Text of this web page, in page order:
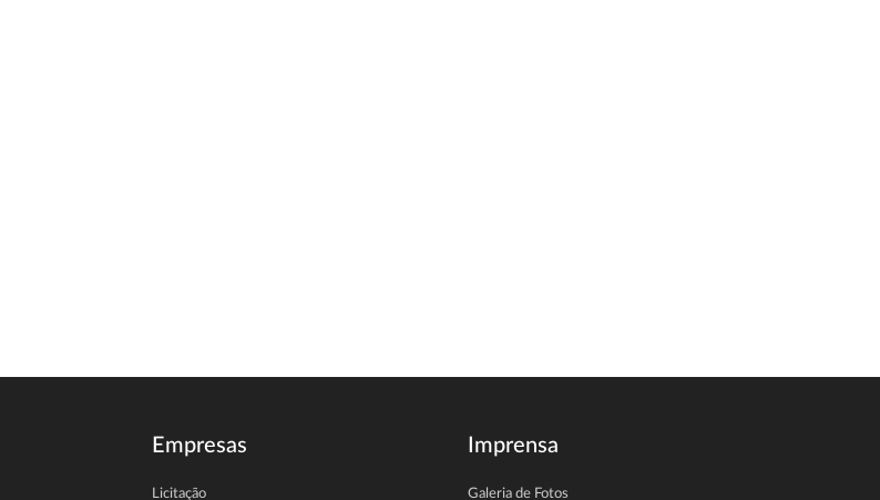
Empresas
Licitação
Imprensa
Galeria de Fotos